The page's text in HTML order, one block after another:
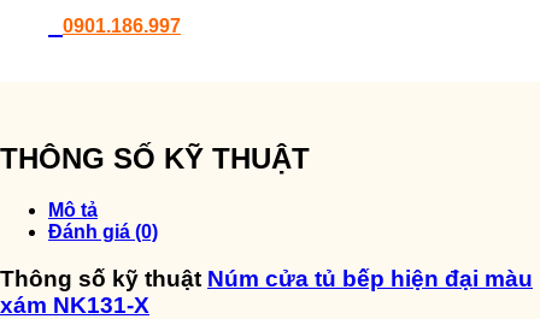
0901.186.997
THÔNG SỐ KỸ THUẬT
Mô tả
Đánh giá (0)
Thông số kỹ thuật Núm cửa tủ bếp hiện đại màu
xám NK131-X